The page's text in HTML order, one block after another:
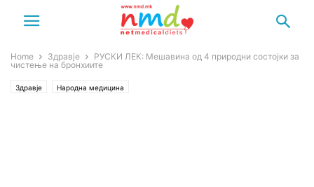
Home Здравје
РУСКИ ЛЕК: Мешавина од 4 природни состојки за
чистење на бронхиите
Здравје Народна медицина